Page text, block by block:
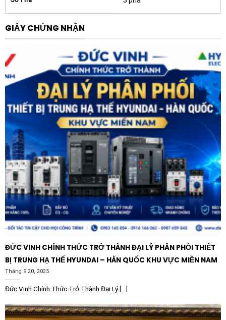
định kỳ hàng năm như các dòng thiết bị truyền
thống.
vẹn 55mm, thiết bị có kích thước tương thích hoàn
toàn cấu trúc hình học với dòng aptomat bảo vệ
động cơ TeSys Deca frame 3, cho phép ghép nối
trực tiếp tạo thành một bộ khởi động động cơ
thông minh, tiết kiệm tới 30% không gian tủ điện.
Khả năng truyền thông tích hợp:Sản phẩm hỗ trợ
sẵn giao thức kết nối Modbus RTU thông qua cổng
RJ45 tiêu chuẩn trên board mạch chính mà không
cần mua thêm bất kỳ module phần cứng mở rộng
nào, giúp truyền tải toàn bộ dữ liệu vận hành về hệ
thống điều khiển trung tâm (PLC/SCADA).
Lợi ích vượt trội khi sử dụng Khởi động
mềm Schneider ATS130N2D65LT 65A
200-480V
Việc đầu tư tích hợp Khởi động mềm Schneider
ATS130N2D65LT 65A 200-480V vào hệ thống điện
công nghiệp mang lại những giá trị kinh tế trực tiếp và
lâu dài vô cùng to lớn cho doanh nghiệp:
Trước hết, thiết bị giúp bảo vệ tối đa hệ thống động cơ
GIẤY CHỨNG NHẬN
ĐỨC VINH CHÍNH THỨC TRỞ THÀNH ĐẠI LÝ PHÂN PHỐI THIẾT
BỊ TRUNG HẠ THẾ HYUNDAI – HÀN QUỐC KHU VỰC MIỀN NAM
Tháng 9 20, 2025
Đức Vinh Chính Thức Trở Thành Đại Lý [...]